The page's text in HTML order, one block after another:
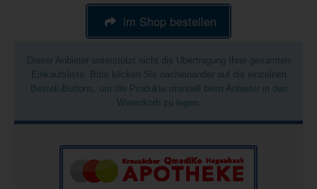
im Shop bestellen
Dieser Anbieter unterstützt nicht die Übertragung Ihrer gesamten
Einkaufsliste. Bitte klicken Sie nacheinander auf die einzelnen
Bestell-Buttons, um die Produkte manuell beim Anbieter in den
Warenkorb zu legen.